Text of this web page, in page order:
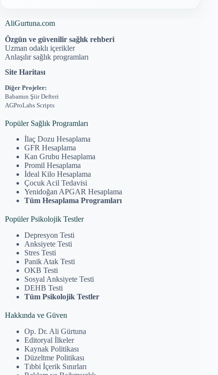
AliGurtuna.com
Özgün ve güvenilir sağlık rehberi
Uzman odaklı içerikler
Anlaşılır sağlık programları
Site Haritası
Diğer Projeler:
Babamın Şiir Defteri
AGProLabs Scripts
Popüler Sağlık Programları
İlaç Dozu Hesaplama
GFR Hesaplama
Kan Grubu Hesaplama
Promil Hesaplama
İdeal Kilo Hesaplama
Çocuk Acil Tedavisi
Yenidoğan APGAR Hesaplama
Tüm Hesaplama Programları
Popüler Psikolojik Testler
Depresyon Testi
Anksiyete Testi
Stres Testi
Panik Atak Testi
OKB Testi
Sosyal Anksiyete Testi
DEHB Testi
Tüm Psikolojik Testler
Hakkında ve Güven
Op. Dr. Ali Gürtuna
Editoryal İlkeler
Kaynak Politikası
Düzeltme Politikası
Tıbbi İçerik Sınırları